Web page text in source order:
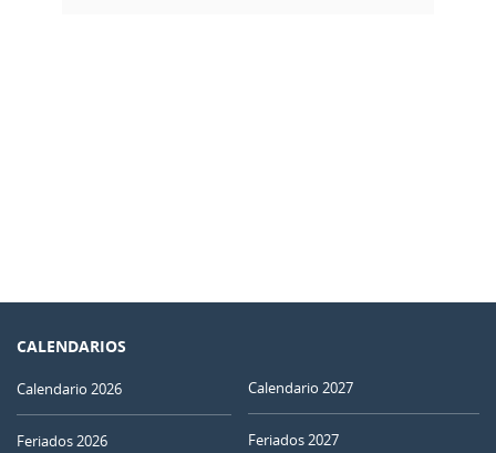
CALENDARIOS
Calendario 2026
Feriados 2026
Calendario 2027
Feriados 2027